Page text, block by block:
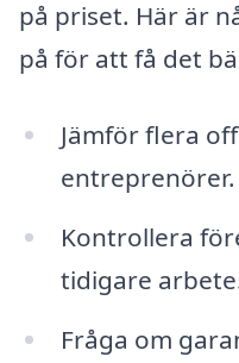
på priset. Här är
på för att få det
Jämför flera
entreprenörer.
Kontrollera
tidigare
Fråga om